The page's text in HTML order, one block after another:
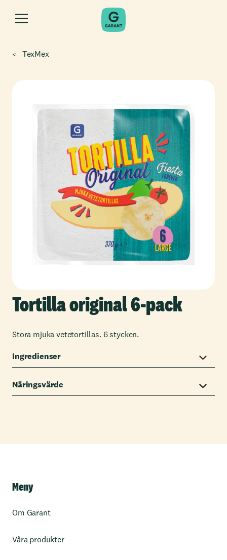
TexMex
Tortilla original 6-pack
Stora mjuka vetetortillas. 6 stycken.
Ingredienser
Näringsvärde
Meny
Om Garant
Våra produkter